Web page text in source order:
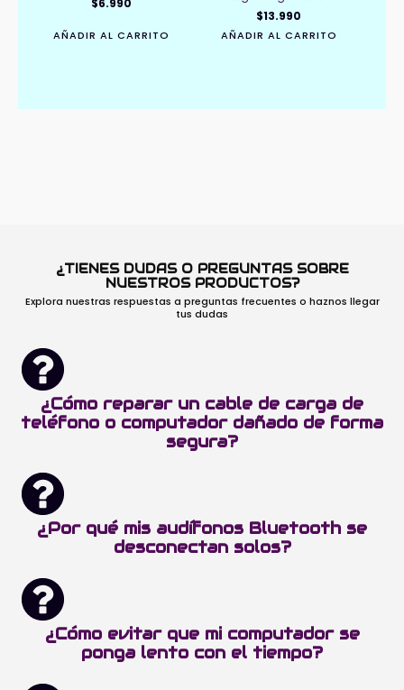
AÑADIR AL CARRITO
$13.990
AÑADIR AL CARRITO
¿TIENES DUDAS O PREGUNTAS SOBRE
NUESTROS PRODUCTOS?
Explora nuestras respuestas a preguntas frecuentes o haznos llegar
tus dudas
¿Cómo reparar un cable de carga de
teléfono o computador dañado de forma
segura?
¿Por qué mis audífonos Bluetooth se
desconectan solos?
¿Cómo evitar que mi computador se
ponga lento con el tiempo?